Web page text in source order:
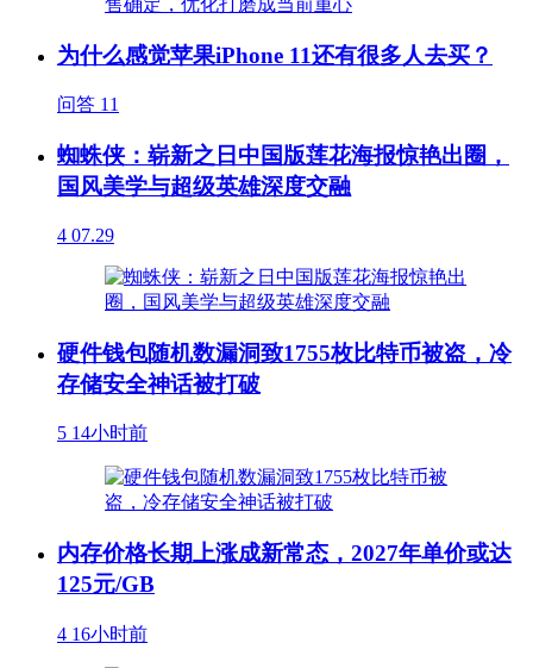
为什么感觉苹果iPhone 11还有很多人去买？
问答 11
蜘蛛侠：崭新之日中国版莲花海报惊艳出圈，
国风美学与超级英雄深度交融
4 07.29
硬件钱包随机数漏洞致1755枚比特币被盗，冷
存储安全神话被打破
5 14小时前
内存价格长期上涨成新常态，2027年单价或达
125元/GB
4 16小时前